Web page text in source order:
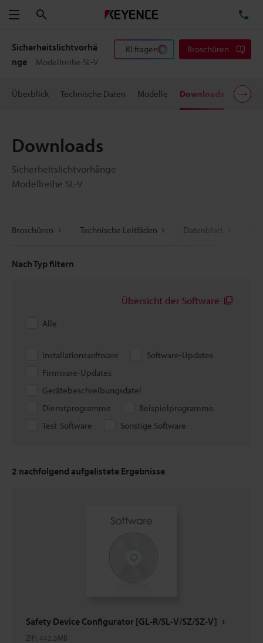
Menü
Sicherheitslichtvorhä
nge
Modellreihe SL-V
KI fragen Broschüren
Überblick Technische Daten Modelle Downloads
Downloads
Sicherheitslichtvorhänge
Modellreihe SL-V
Broschüren Technische Leitfäden Datenblatt
Nach Typ filtern
Übersicht der Software
Alle
Installationssoftware
Software-Updates
Firmware-Updates
Gerätebeschreibungsdatei
Dienstprogramme
Beispielprogramme
Test-Software
Sonstige Software
2 nachfolgend aufgelistete Ergebnisse
Safety Device Configurator [GL-R/SL-V/SZ/SZ-V]
ZIP: 442.5MB